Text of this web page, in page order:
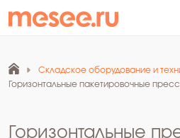
Складское оборудование и
Горизонтальные пакетировочные
Горизонтальные